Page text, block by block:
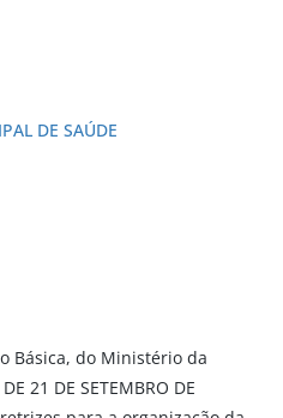
DE SAÚDE
Básica, do Ministério da
21 DE SETEMBRO DE